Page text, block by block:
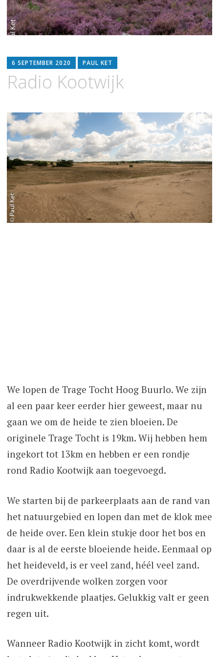
6 SEPTEMBER 2020 PAUL KET
Radio Kootwijk
We lopen de Trage Tocht Hoog Buurlo. We zijn
al een paar keer eerder hier geweest, maar nu
gaan we om de heide te zien bloeien. De
originele Trage Tocht is 19km. Wij hebben hem
ingekort tot 13km en hebben er een rondje
rond Radio Kootwijk aan toegevoegd.
We starten bij de parkeerplaats aan de rand van
het natuurgebied en lopen dan met de klok mee
de heide over. Een klein stukje door het bos en
daar is al de eerste bloeiende heide. Eenmaal op
het heideveld, is er veel zand, héél veel zand.
De overdrijvende wolken zorgen voor
indrukwekkende plaatjes. Gelukkig valt er geen
regen uit.
Wanneer Radio Kootwijk in zicht komt, wordt